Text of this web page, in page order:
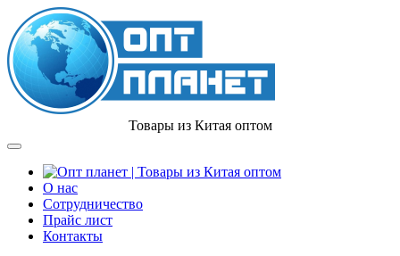
Товары из Китая оптом
О нас
Сотрудничество
Прайс лист
Контакты